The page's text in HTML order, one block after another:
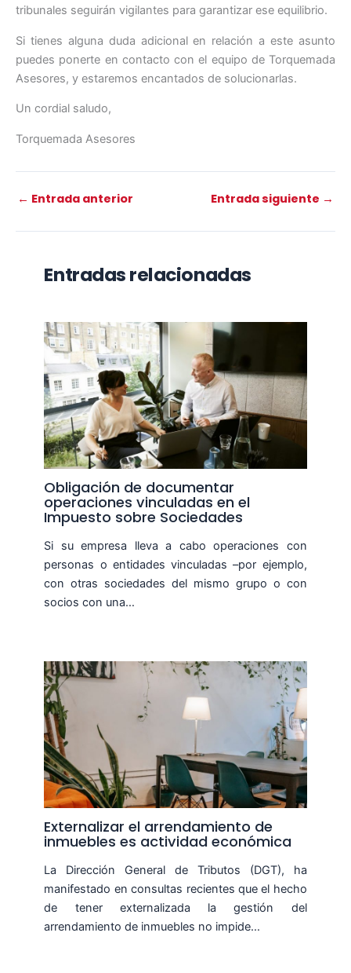
tribunales seguirán vigilantes para garantizar ese equilibrio.
Si tienes alguna duda adicional en relación a este asunto
puedes ponerte en contacto con el equipo de Torquemada
Asesores, y estaremos encantados de solucionarlas.
Un cordial saludo,
Torquemada Asesores
← Entrada anterior Entrada siguiente →
Entradas relacionadas
Obligación de documentar
operaciones vinculadas en el
Impuesto sobre Sociedades
Si su empresa lleva a cabo operaciones con
personas o entidades vinculadas –por ejemplo,
con otras sociedades del mismo grupo o con
socios con una…
Externalizar el arrendamiento de
inmuebles es actividad económica
La Dirección General de Tributos (DGT), ha
manifestado en consultas recientes que el hecho
de tener externalizada la gestión del
arrendamiento de inmuebles no impide…